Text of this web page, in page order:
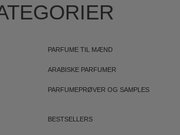
PARFUME TIL MÆND
ARABISKE PARFUMER
PARFUMEPRØVER OG SAMPLES
BESTSELLERS